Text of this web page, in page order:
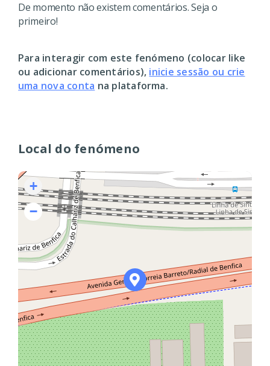
Local do fenómeno
+
−
De momento não existem comentários. Seja o
primeiro!
Para interagir com este fenómeno (colocar like
ou adicionar comentários), inicie sessão ou crie
uma nova conta na plataforma.